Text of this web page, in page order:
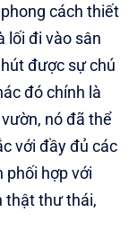
cách thiết
lối đi vào sân
được sự chú
đó chính là
vườn, nó đã thể
với đầy đủ các
phối hợp với
thật thư thái,